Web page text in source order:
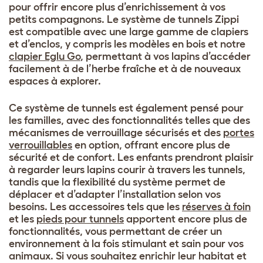
pour offrir encore plus d’enrichissement à vos
petits compagnons. Le système de tunnels Zippi
est compatible avec une large gamme de clapiers
et d’enclos, y compris les modèles en bois et notre
clapier Eglu Go, permettant à vos lapins d’accéder
facilement à de l’herbe fraîche et à de nouveaux
espaces à explorer.
Ce système de tunnels est également pensé pour
les familles, avec des fonctionnalités telles que des
mécanismes de verrouillage sécurisés et des portes
verrouillables en option, offrant encore plus de
sécurité et de confort. Les enfants prendront plaisir
à regarder leurs lapins courir à travers les tunnels,
tandis que la flexibilité du système permet de
déplacer et d’adapter l’installation selon vos
besoins. Les accessoires tels que les réserves à foin
et les pieds pour tunnels apportent encore plus de
fonctionnalités, vous permettant de créer un
environnement à la fois stimulant et sain pour vos
animaux. Si vous souhaitez enrichir leur habitat et